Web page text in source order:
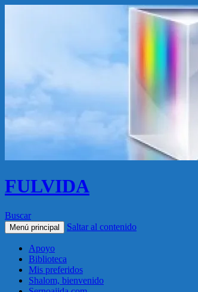
FULVIDA
Buscar
Menú principal Saltar al contenido
Apoyo
Biblioteca
Mis preferidos
Shalom, bienvenido